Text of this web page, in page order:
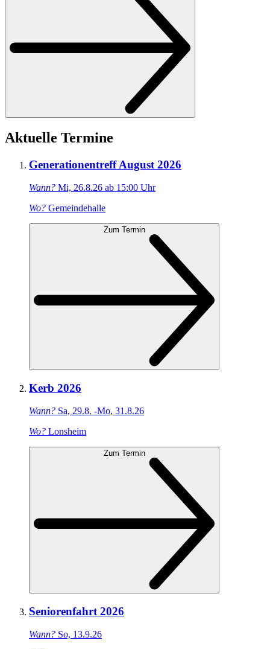
Aktuelle Termine
Generationentreff August 2026
Wann? Mi, 26.8.26 ab 15:00 Uhr
Wo? Gemeindehalle
Zum Termin
Kerb 2026
Wann? Sa, 29.8. -Mo, 31.8.26
Wo? Lonsheim
Zum Termin
Seniorenfahrt 2026
Wann? So, 13.9.26